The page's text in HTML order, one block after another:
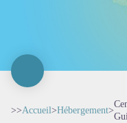
>>Accueil>Hébergement>